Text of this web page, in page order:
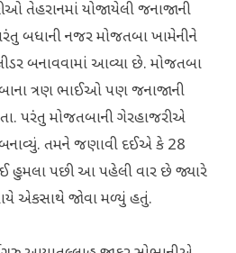
તેહરાનમાં યોજાયેલી જનાજાની
પરંતુ બધાની નજર મોજતબા ખામેનીને
લીડર બનાવવામાં આવ્યા છે. મોજતબા
ત્રણ ભાઈઓ પણ જનાજાની
પરંતુ મોજતબાની ગેરહાજરીએ
તમને જણાવી દઈએ કે 28
હુમલા પછી આ પહેલી વાર છે જ્યારે
એકસાથે જોવા મળ્યું હતું.